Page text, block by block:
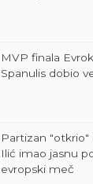
MVP finala Evrokupa stigao u Aris –
Spanulis dobio
Partizan "otkrio" reakciju posle IMT-a:
Ilić imao jasnu
evropski meč